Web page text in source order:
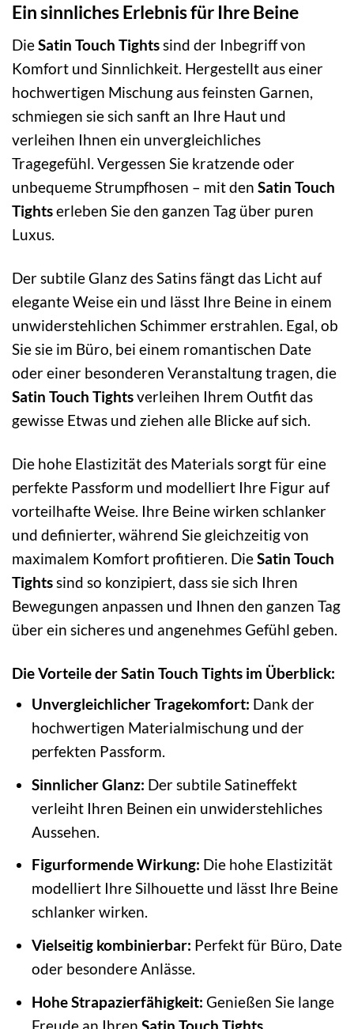
Ein sinnliches Erlebnis für Ihre Beine
DieSatin Touch Tightssind der Inbegriff von
Komfort und Sinnlichkeit. Hergestellt aus einer
hochwertigen Mischung aus feinsten Garnen,
schmiegen sie sich sanft an Ihre Haut und
verleihen Ihnen ein unvergleichliches
Tragegefühl. Vergessen Sie kratzende oder
unbequeme Strumpfhosen – mit den Satin Touch
Tightserleben Sie den ganzen Tag über puren
Luxus.
Der subtile Glanz des Satins fängt das Licht auf
elegante Weise ein und lässt Ihre Beine in einem
unwiderstehlichen Schimmer erstrahlen. Egal, ob
Sie sie im Büro, bei einem romantischen Date
oder einer besonderen Veranstaltung tragen, die
Satin Touch Tightsverleihen Ihrem Outfit das
gewisse Etwas und ziehen alle Blicke auf sich.
Die hohe Elastizität des Materials sorgt für eine
perfekte Passform und modelliert Ihre Figur auf
vorteilhafte Weise. Ihre Beine wirken schlanker
und definierter, während Sie gleichzeitig von
maximalem Komfort profitieren. DieSatin Touch
Tightssind so konzipiert, dass sie sich Ihren
Bewegungen anpassen und Ihnen den ganzen Tag
über ein sicheres und angenehmes Gefühl geben.
Die Vorteile der Satin Touch Tights im Überblick:
Unvergleichlicher Tragekomfort: Dank der
hochwertigen Materialmischung und der
perfekten Passform.
Sinnlicher Glanz: Der subtile Satineffekt
verleiht Ihren Beinen ein unwiderstehliches
Aussehen.
Figurformende Wirkung: Die hohe Elastizität
modelliert Ihre Silhouette und lässt Ihre Beine
schlanker wirken.
Vielseitig kombinierbar: Perfekt für Büro, Date
oder besondere Anlässe.
Hohe Strapazierfähigkeit: Genießen Sie lange
Freude an Ihren Satin Touch Tights.